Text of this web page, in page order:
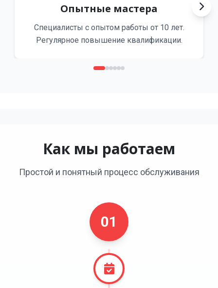
Опытные мастера
Специалисты с опытом работы от 10 лет.
Регулярное повышение квалификации.
Как мы работаем
Простой и понятный процесс обслуживания
01